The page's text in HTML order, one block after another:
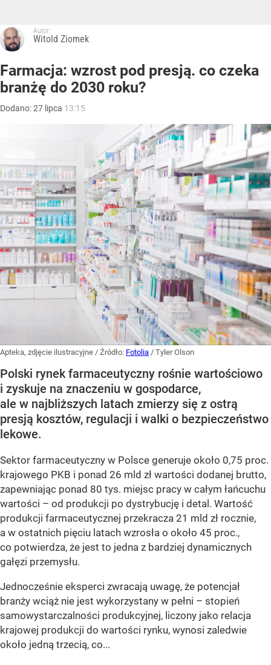
Autor:
Witold Ziomek
Farmacja: wzrost pod presją. co czeka
branżę do 2030 roku?
Dodano:27 lipca 13:15
Apteka, zdjęcie ilustracyjne / Źródło: Fotolia / Tyler Olson
Polski rynek farmaceutyczny rośnie wartościowo
i zyskuje na znaczeniu w gospodarce,
ale w najbliższych latach zmierzy się z ostrą
presją kosztów, regulacji i walki o bezpieczeństwo
lekowe.
Sektor farmaceutyczny w Polsce generuje około 0,75 proc.
krajowego PKB i ponad 26 mld zł wartości dodanej brutto,
zapewniając ponad 80 tys. miejsc pracy w całym łańcuchu
wartości – od produkcji po dystrybucję i detal. Wartość
produkcji farmaceutycznej przekracza 21 mld zł rocznie,
a w ostatnich pięciu latach wzrosła o około 45 proc.,
co potwierdza, że jest to jedna z bardziej dynamicznych
gałęzi przemysłu.
Jednocześnie eksperci zwracają uwagę, że potencjał
branży wciąż nie jest wykorzystany w pełni – stopień
samowystarczalności produkcyjnej, liczony jako relacja
krajowej produkcji do wartości rynku, wynosi zaledwie
około jedną trzecią, co...